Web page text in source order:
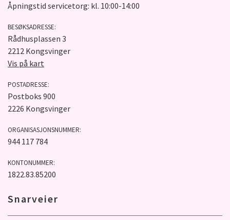
Åpningstid servicetorg: kl. 10:00-14:00
BESØKSADRESSE:
Rådhusplassen 3
2212 Kongsvinger
Vis på kart
POSTADRESSE:
Postboks 900
2226 Kongsvinger
ORGANISASJONSNUMMER:
944 117 784
KONTONUMMER:
1822.83.85200
Snarveier